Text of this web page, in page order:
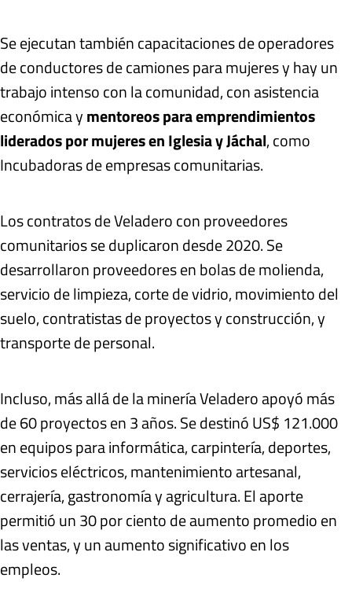
Se ejecutan también capacitaciones de operadores
de conductores de camiones para mujeres y hay un
trabajo intenso con la comunidad, con asistencia
económica ymentoreos para emprendimientos
liderados por mujeres en Iglesia y Jáchal, como
Incubadoras de empresas comunitarias.
Los contratos de Veladero con proveedores
comunitarios se duplicaron desde 2020. Se
desarrollaron proveedores en bolas de molienda,
servicio de limpieza, corte de vidrio, movimiento del
suelo, contratistas de proyectos y construcción, y
transporte de personal.
Incluso, más allá de la minería Veladero apoyó más
de 60 proyectos en 3 años. Se destinó US$ 121.000
en equipos para informática, carpintería, deportes,
servicios eléctricos, mantenimiento artesanal,
cerrajería, gastronomía y agricultura. El aporte
permitió un 30 por ciento de aumento promedio en
las ventas, y un aumento significativo en los
empleos.